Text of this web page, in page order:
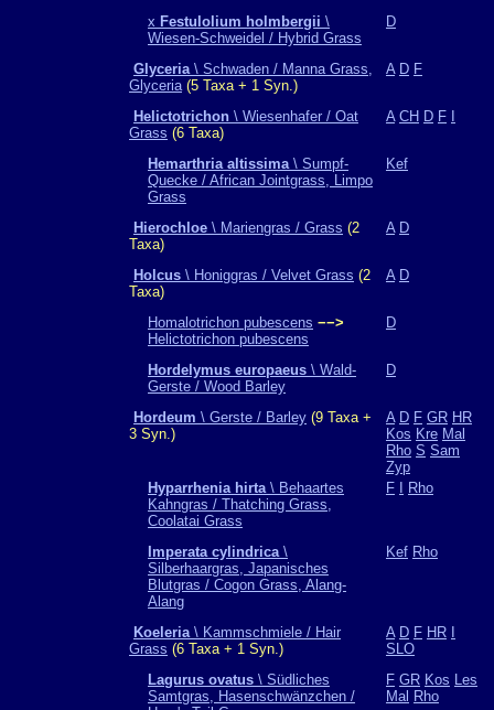
x Festulolium holmbergii \
Wiesen-Schweidel / Hybrid Grass
D
Glyceria\ Schwaden / Manna Grass,
Glyceria(5 Taxa + 1 Syn.)
A D F
Helictotrichon \ Wiesenhafer / Oat
Grass (6 Taxa)
A CH D F
Hemarthria altissima\ Sumpf-
Quecke / African Jointgrass, Limpo
Grass
Kef
Hierochloe \ Mariengras / Grass (2
Taxa)
A D
Holcus \ Honiggras / Velvet Grass (2
Taxa)
A D
Homalotrichon pubescens −−>
Helictotrichon pubescens
D
Hordelymus europaeus \ Wald-
Gerste / Wood Barley
D
Hordeum \ Gerste / Barley (9 Taxa +
3 Syn.)
A D F GR HR
Kos Kre Mal
Rho S Sam
Zyp
Hyparrhenia hirta\ Behaartes
Kahngras / Thatching Grass,
Coolatai Grass
F Rho
Imperata cylindrica\
Silberhaargras, Japanisches
Blutgras / Cogon Grass, Alang-
Alang
Kef Rho
Koeleria\ Kammschmiele / Hair
Grass (6 Taxa + 1 Syn.)
A D F HR
SLO
Lagurus ovatus \ Südliches
Samtgras, Hasenschwänzchen /
F GR Kos Les
Mal Rho